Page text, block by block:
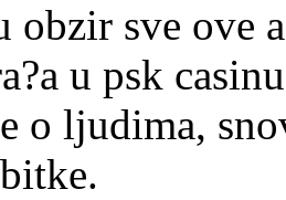
obzir sve ove
u psk
o ljudima,